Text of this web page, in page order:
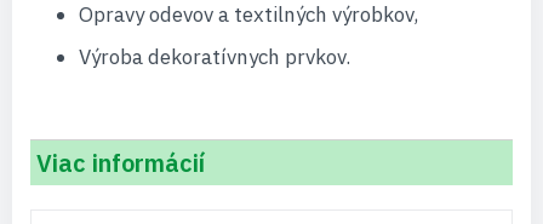
Opravy odevov a textilných výrobkov,
Výroba dekoratívnych prvkov.
Viac informácií